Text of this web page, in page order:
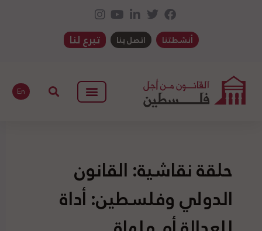
أنشطتنا اتصل بنا تبرع لنا
En
حلقة نقاشية: القانون
الدولي وفلسطين: أداة